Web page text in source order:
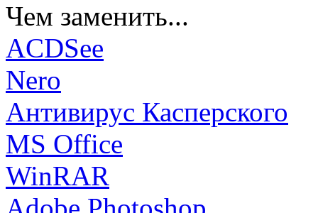
Чем заменить...
ACDSee
Nero
Антивирус Касперского
MS Office
WinRAR